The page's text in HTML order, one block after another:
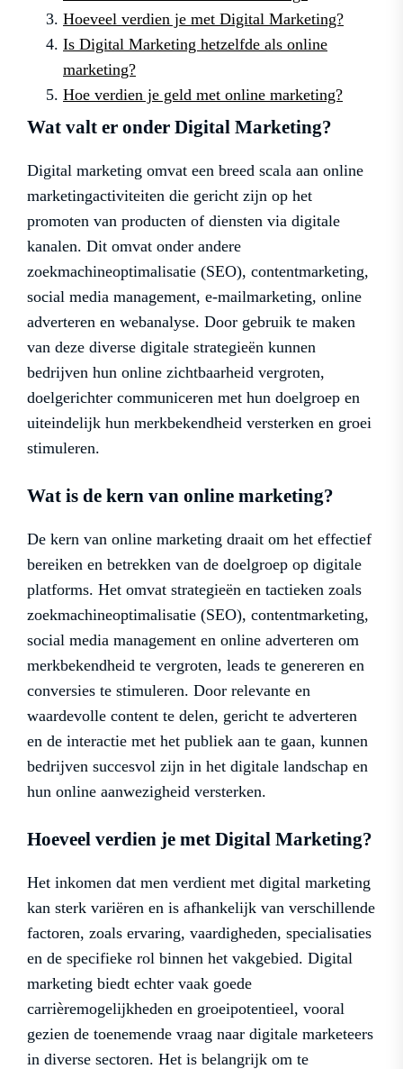
Hoeveel verdien je met Digital Marketing?
Is Digital Marketing hetzelfde als online
marketing?
Hoe verdien je geld met online marketing?
Wat valt er onder Digital Marketing?
Digital marketing omvat een breed scala aan online
marketingactiviteiten die gericht zijn op het
promoten van producten of diensten via digitale
kanalen. Dit omvat onder andere
zoekmachineoptimalisatie (SEO), contentmarketing,
social media management, e-mailmarketing, online
adverteren en webanalyse. Door gebruik te maken
van deze diverse digitale strategieën kunnen
bedrijven hun online zichtbaarheid vergroten,
doelgerichter communiceren met hun doelgroep en
uiteindelijk hun merkbekendheid versterken en groei
stimuleren.
Wat is de kern van online marketing?
De kern van online marketing draait om het effectief
bereiken en betrekken van de doelgroep op digitale
platforms. Het omvat strategieën en tactieken zoals
zoekmachineoptimalisatie (SEO), contentmarketing,
social media management en online adverteren om
merkbekendheid te vergroten, leads te genereren en
conversies te stimuleren. Door relevante en
waardevolle content te delen, gericht te adverteren
en de interactie met het publiek aan te gaan, kunnen
bedrijven succesvol zijn in het digitale landschap en
hun online aanwezigheid versterken.
Hoeveel verdien je met Digital Marketing?
Het inkomen dat men verdient met digital marketing
kan sterk variëren en is afhankelijk van verschillende
factoren, zoals ervaring, vaardigheden, specialisaties
en de specifieke rol binnen het vakgebied. Digital
marketing biedt echter vaak goede
carrièremogelijkheden en groeipotentieel, vooral
gezien de toenemende vraag naar digitale marketeers
in diverse sectoren. Het is belangrijk om te